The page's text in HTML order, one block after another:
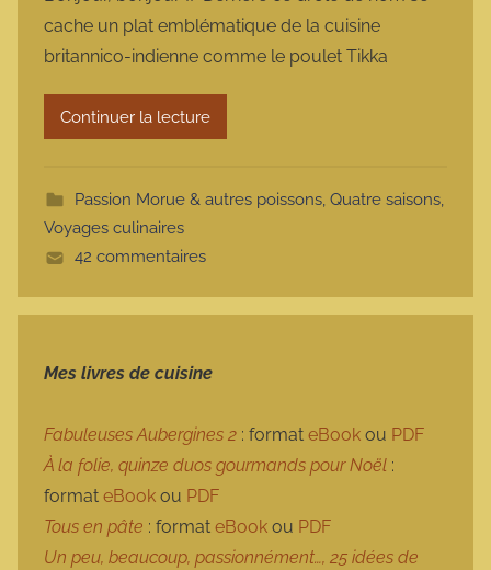
r
m
a
r
m
t
cache un plat emblématique de la cuisine
britannico-indienne comme le poulet Tikka
Continuer la lecture
Passion Morue & autres poissons, Quatre saisons,
Voyages culinaires
42 commentaires
Mes livres de cuisine
Fabuleuses Aubergines 2 : format eBook ou PDF
À la folie, quinze duos gourmands pour Noël :
format eBook ou PDF
Tous en pâte : format eBook ou PDF
Un peu, beaucoup, passionnément…, 25 idées de